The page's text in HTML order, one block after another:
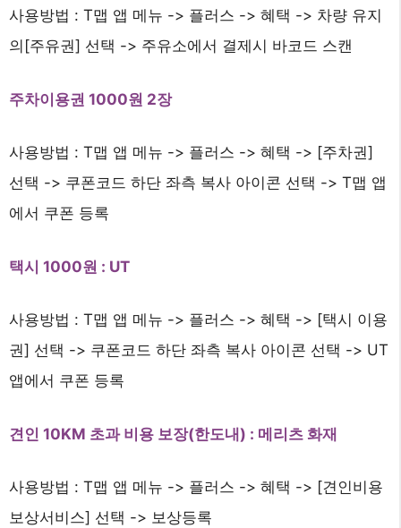
사용방법 : T맵 앱 메뉴 -> 플러스 -> 혜택 -> 차량 유지
의[주유권] 선택 -> 주유소에서 결제시 바코드 스캔
주차이용권 1000원 2장
사용방법 : T맵 앱 메뉴 -> 플러스 -> 혜택 -> [주차권]
선택 -> 쿠폰코드 하단 좌측 복사 아이콘 선택 -> T맵 앱
에서 쿠폰 등록
택시 1000원 : UT
사용방법 : T맵 앱 메뉴 -> 플러스 -> 혜택 -> [택시 이용
권] 선택 -> 쿠폰코드 하단 좌측 복사 아이콘 선택 -> UT
앱에서 쿠폰 등록
견인 10KM 초과 비용 보장(한도내) : 메리츠 화재
사용방법 : T맵 앱 메뉴 -> 플러스 -> 혜택 -> [견인비용
보상서비스] 선택 -> 보상등록